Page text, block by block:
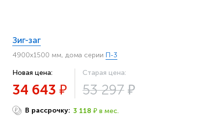
Зиг-заг
4900х1500 мм, дома серии П-3
Новая цена:
34 643 ₽
Старая цена:
53 297 ₽
₽ В рассрочку: 3 118 ₽ в мес.